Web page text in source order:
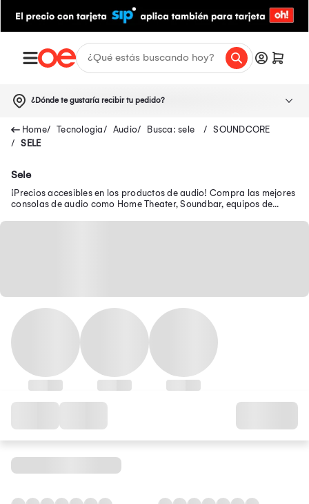
¿Dónde te gustaría recibir tu pedido?
Tecnologia Audio Busca: sele
SOUNDCORE
SELE
Sele
¡Precios accesibles en los productos de audio! Compra las mejores
consolas de audio como Home Theater, Soundbar, equipos de